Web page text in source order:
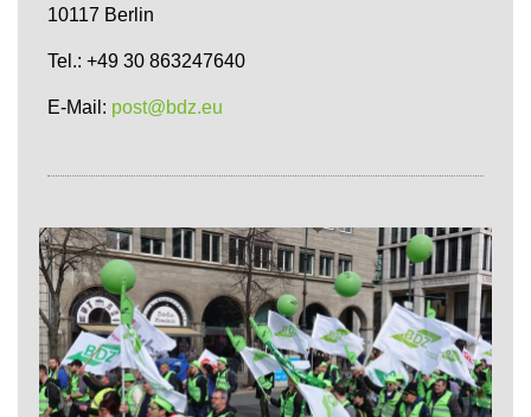
10117 Berlin
Tel.: +49 30 863247640
E-Mail: post@bdz.eu